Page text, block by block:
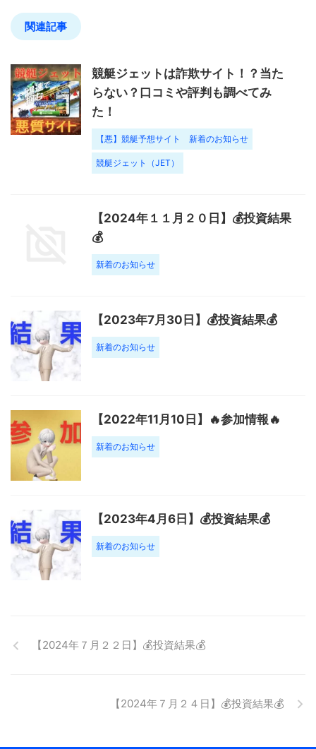
関連記事
競艇ジェットは詐欺サイト！？当た
らない？口コミや評判も調べてみ
た！
【悪】競艇予想サイト 新着のお知らせ
競艇ジェット（JET）
【2024年１１月２０日】💰投資結果
💰
新着のお知らせ
【2023年7月30日】💰投資結果💰
新着のお知らせ
【2022年11月10日】🔥参加情報🔥
新着のお知らせ
【2023年4月6日】💰投資結果💰
新着のお知らせ
【2024年７月２２日】💰投資結果💰
【2024年７月２４日】💰投資結果💰